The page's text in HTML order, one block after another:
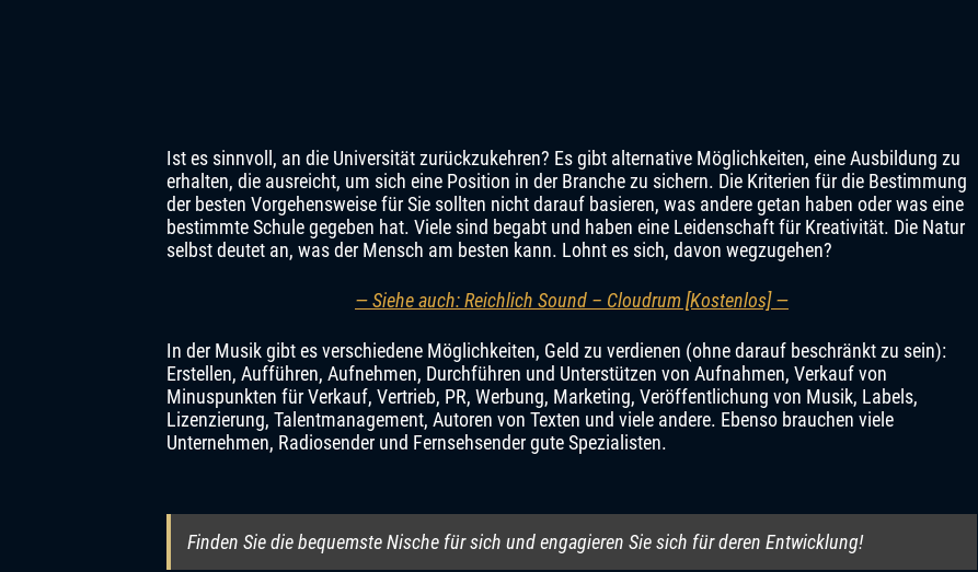
Ist es sinnvoll, an die Universität zurückzukehren? Es gibt alternative Möglichkeiten, eine Ausbildung zu
erhalten, die ausreicht, um sich eine Position in der Branche zu sichern. Die Kriterien für die Bestimmung
der besten Vorgehensweise für Sie sollten nicht darauf basieren, was andere getan haben oder was eine
bestimmte Schule gegeben hat. Viele sind begabt und haben eine Leidenschaft für Kreativität. Die Natur
selbst deutet an, was der Mensch am besten kann. Lohnt es sich, davon wegzugehen?
— Siehe auch: Reichlich Sound – Cloudrum [Kostenlos] —
In der Musik gibt es verschiedene Möglichkeiten, Geld zu verdienen (ohne darauf beschränkt zu sein):
Erstellen, Aufführen, Aufnehmen, Durchführen und Unterstützen von Aufnahmen, Verkauf von
Minuspunkten für Verkauf, Vertrieb, PR, Werbung, Marketing, Veröffentlichung von Musik, Labels,
Lizenzierung, Talentmanagement, Autoren von Texten und viele andere. Ebenso brauchen viele
Unternehmen, Radiosender und Fernsehsender gute Spezialisten.
Finden Sie die bequemste Nische für sich und engagieren Sie sich für deren Entwicklung!